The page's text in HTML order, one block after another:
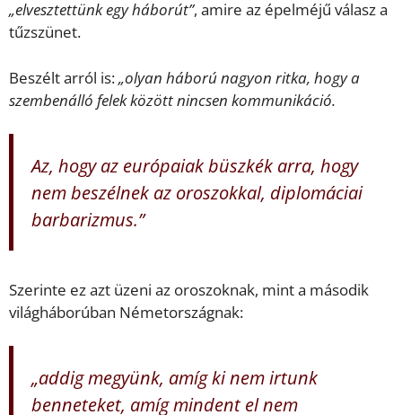
„elvesztettünk egy háborút”, amire az épelméjű válasz a
tűzszünet.
Beszélt arról is:„olyan háború nagyon ritka, hogy a
szembenálló felek között nincsen kommunikáció.
Az, hogy az európaiak büszkék arra, hogy
nem beszélnek az oroszokkal, diplomáciai
barbarizmus.”
Szerinte ez azt üzeni az oroszoknak, mint a második
világháborúban Németországnak:
„addig megyünk, amíg ki nem irtunk
benneteket, amíg mindent el nem